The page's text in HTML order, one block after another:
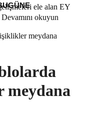
ele alan EY
Devamını okuyun
meydana